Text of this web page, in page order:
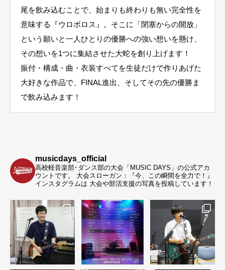
尾を飲み込むことで、始まりも終わりも無い完全性を
意味する『ウロボロス』。そこに「閉塞からの開放」
という願いと一人ひとりの優勝への強い想いを懸け、
その想いを1つに集結させた大蛇を創り上げます！
振付・構成・曲・衣装すべてを生徒だけで作りあげた
大好きな作品で、FINAL進出、そしてその先の優勝ま
で飲み込みます！
musicdays_official
高校軽音楽部･ダンス部の大会「MUSIC DAYS」の公式アカ
ウントです。
大会スローガン：『今、この瞬間を全力で！』
インスタグラムは 大会や部活支援の写真を投稿しています！